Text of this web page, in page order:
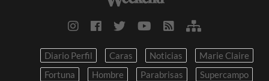
Diario Perfil Caras Noticias
Marie Claire
Fortuna
Hombre Parabrisas
Supercampo